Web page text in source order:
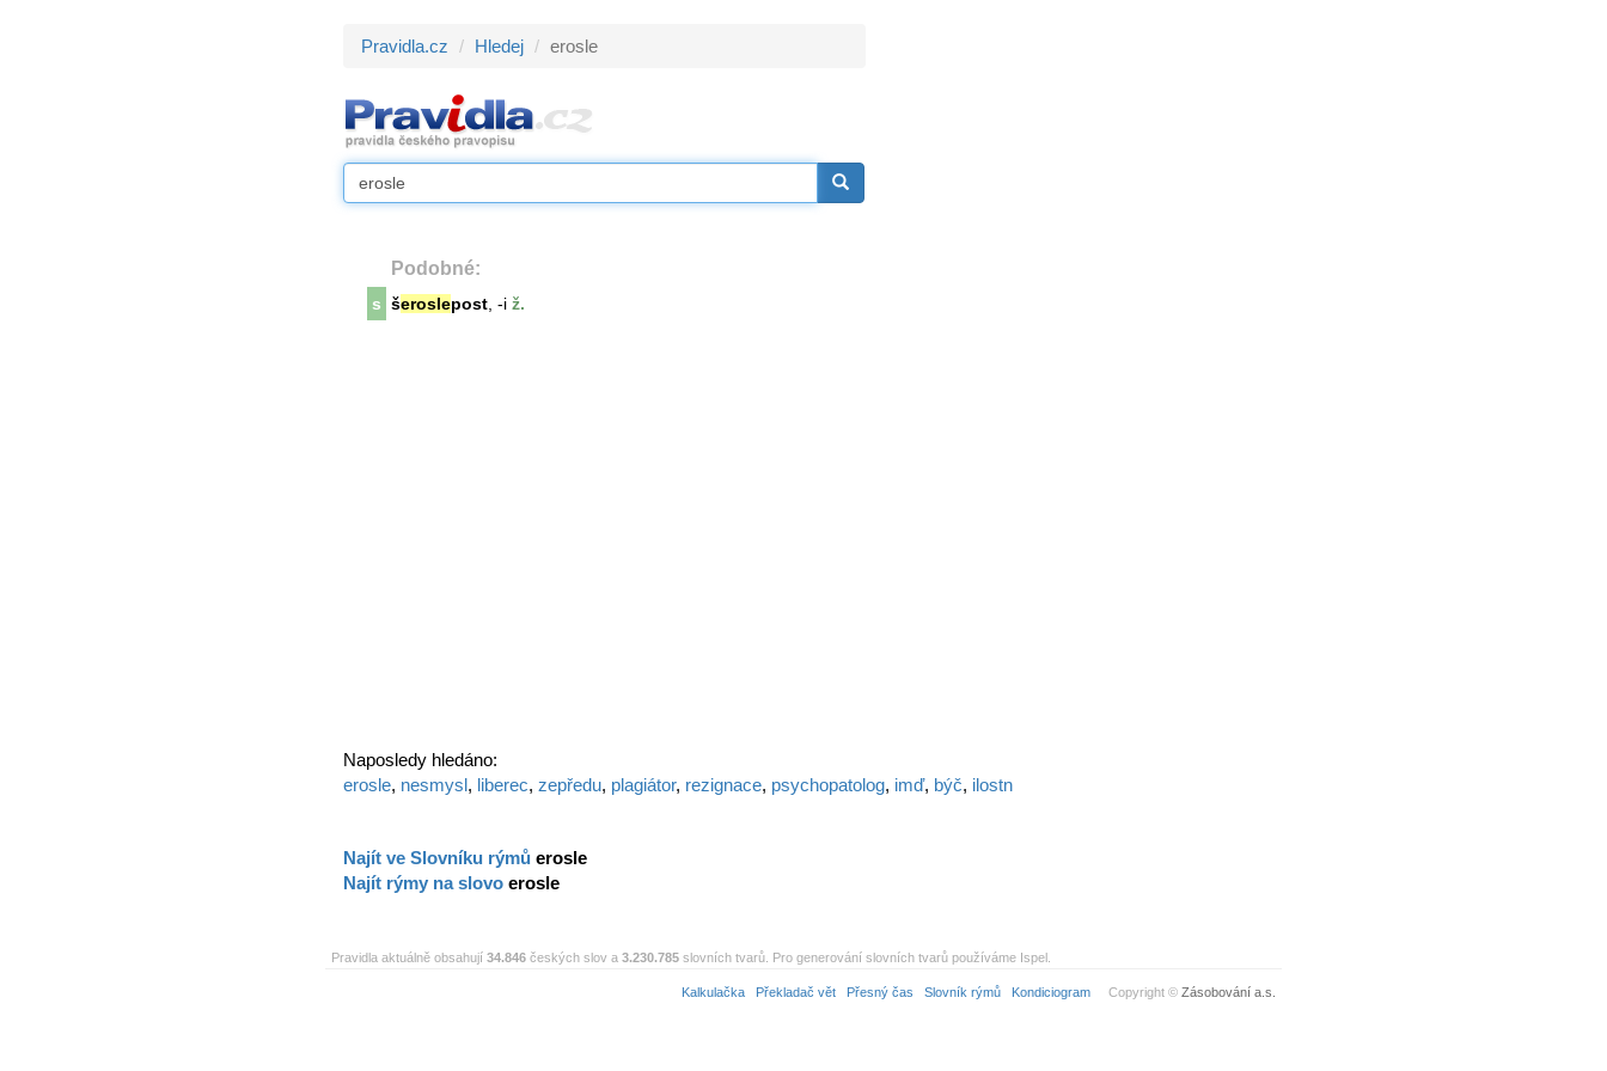
Pravidla.cz Hledej erosle
Podobné:
s šeroslepost , -i ž.
Naposledy hledáno:
erosle, nesmysl, liberec, zepředu, plagiátor, rezignace, psychopatolog, imď, býč, ilostn
Najít ve Slovníku rýmů erosle
Najít rýmy na slovo erosle
Pravidla aktuálně obsahují 34.846 českých slov a 3.230.785 slovních tvarů. Pro generování slovních tvarů používáme Ispel.
Kalkulačka Překladač vět Přesný čas Slovník rýmů Kondiciogram Copyright © Zásobování a.s.